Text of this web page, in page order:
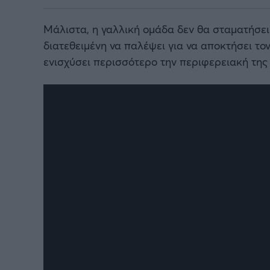
Μάλιστα, η γαλλική ομάδα δεν θα
διατεθειμένη να παλέψει για να αποκτήσει
ενισχύσει περισσότερο την περιφερειακή